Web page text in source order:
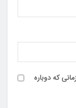
که دوباره